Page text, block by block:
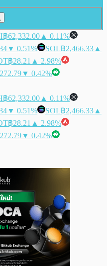
฿62,332.00 ▲ 0.11%
▼ 0.51% SOL฿2,466.33 ▲
฿28.21 ▲ 2.98%
▼ 0.42%
฿62,332.00 ▲ 0.11%
▼ 0.51% SOL฿2,466.33 ▲
฿28.21 ▲ 2.98%
▼ 0.42%